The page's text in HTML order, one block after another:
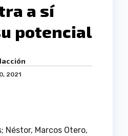
a sí
potencial
2021
Néstor, Marcos Otero,